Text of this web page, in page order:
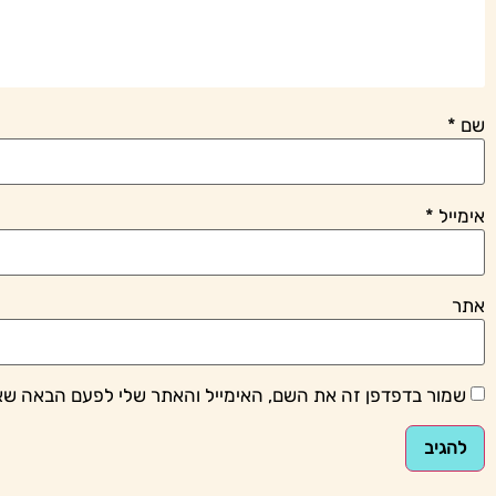
שם *
אימייל *
אתר
שמור בדפדפן זה את השם, האימייל והאתר שלי לפעם הבאה